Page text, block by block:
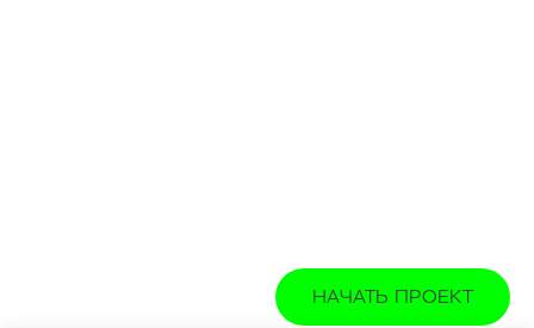
НАЧАТЬ ПРОЕКТ